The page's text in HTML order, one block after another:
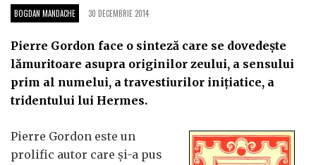
BOGDAN MANDACHE 30 DECEMBRIE 2014
Pierre Gordon face o sinteză care se dovedeşte
lămuritoare asupra originilor zeului, a sensului
prim al numelui, a travestiurilor iniţiatice, a
tridentului lui Hermes.
Pierre Gordon este un
prolific autor care şi-a pus